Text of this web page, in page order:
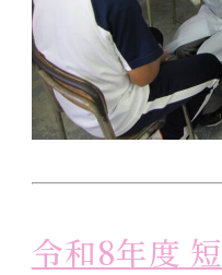
令和8年度
同窓会
小枝会
寄附金のご案内
奨学寄附金